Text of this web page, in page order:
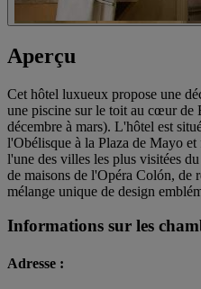
Aperçu
Cet hôtel luxueux propose une
une piscine sur le toit au cœur de
décembre à mars). L'hôtel est
l'Obélisque à la Plaza de Mayo
l'une des villes les plus visitées
de maisons de l'Opéra Colón, de
mélange unique de design
Informations sur les
Adresse :